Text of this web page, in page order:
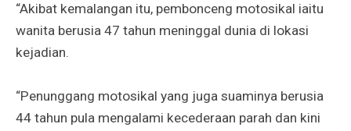
“Akibat kemalangan itu, pembonceng motosikal iaitu
wanita berusia 47 tahun meninggal dunia di lokasi
kejadian.
“Penunggang motosikal yang juga suaminya berusia
44 tahun pula mengalami kecederaan parah dan kini